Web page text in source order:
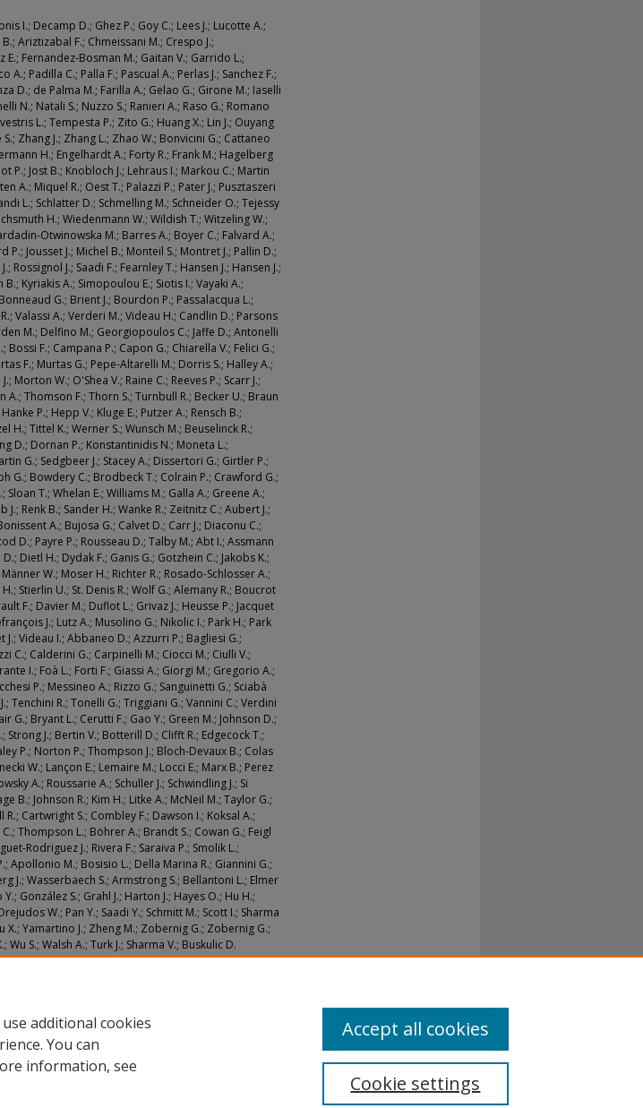
I.; Decamp D.; Ghez P.; Goy C.; Lees J.; Lucotte A.;
Ariztizabal F.; Chmeissani M.; Crespo J.;
Fernandez-Bosman M.; Gaitan V.; Garrido L.;
A.; Padilla C.; Palla F.; Pascual A.; Perlas J.; Sanchez F.;
D.; de Palma M.; Farilla A.; Gelao G.; Girone M.; Iaselli
N.; Natali S.; Nuzzo S.; Ranieri A.; Raso G.; Romano
L.; Tempesta P.; Zito G.; Huang X.; Lin J.; Ouyang
S.; Zhang J.; Zhang L.; Zhao W.; Bonvicini G.; Cattaneo
H.; Engelhardt A.; Forty R.; Frank M.; Hagelberg
P.; Jost B.; Knobloch J.; Lehraus I.; Markou C.; Martin
A.; Miquel R.; Oest T.; Palazzi P.; Pater J.; Pusztaszeri
L.; Schlatter D.; Schmelling M.; Schneider O.; Tejessy
H.; Wiedenmann W.; Wildish T.; Witzeling W.;
Otwinowska M.; Barres A.; Boyer C.; Falvard A.;
P.; Jousset J.; Michel B.; Monteil S.; Montret J.; Pallin D.;
Rossignol J.; Saadi F.; Fearnley T.; Hansen J.; Hansen J.;
B.; Kyriakis A.; Simopoulou E.; Siotis I.; Vayaki A.;
G.; Brient J.; Bourdon P.; Passalacqua L.;
Valassi A.; Verderi M.; Videau H.; Candlin D.; Parsons
M.; Delfino M.; Georgiopoulos C.; Jaffe D.; Antonelli
Bossi F.; Campana P.; Capon G.; Chiarella V.; Felici G.;
F.; Murtas G.; Pepe-Altarelli M.; Dorris S.; Halley A.;
Morton W.; O'Shea V.; Raine C.; Reeves P.; Scarr J.;
A.; Thomson F.; Thorn S.; Turnbull R.; Becker U.; Braun
P.; Hepp V.; Kluge E.; Putzer A.; Rensch B.;
H.; Tittel K.; Werner S.; Wunsch M.; Beuselinck R.;
D.; Dornan P.; Konstantinidis N.; Moneta L.;
G.; Sedgbeer J.; Stacey A.; Dissertori G.; Girtler P.;
G.; Bowdery C.; Brodbeck T.; Colrain P.; Crawford G.;
Sloan T.; Whelan E.; Williams M.; Galla A.; Greene A.;
J.; Renk B.; Sander H.; Wanke R.; Zeitnitz C.; Aubert J.;
A.; Bujosa G.; Calvet D.; Carr J.; Diaconu C.;
D.; Payre P.; Rousseau D.; Talby M.; Abt I.; Assmann
Dietl H.; Dydak F.; Ganis G.; Gotzhein C.; Jakobs K.;
W.; Moser H.; Richter R.; Rosado-Schlosser A.;
H.; Stierlin U.; St. Denis R.; Wolf G.; Alemany R.; Boucrot
F.; Davier M.; Duflot L.; Grivaz J.; Heusse P.; Jacquet
J.; Lutz A.; Musolino G.; Nikolic I.; Park H.; Park
J.; Videau I.; Abbaneo D.; Azzurri P.; Bagliesi G.;
C.; Calderini G.; Carpinelli M.; Ciocci M.; Ciulli V.;
I.; Foà L.; Forti F.; Giassi A.; Giorgi M.; Gregorio A.;
P.; Messineo A.; Rizzo G.; Sanguinetti G.; Sciabà
Tenchini R.; Tonelli G.; Triggiani G.; Vannini C.; Verdini
G.; Bryant L.; Cerutti F.; Gao Y.; Green M.; Johnson D.;
Strong J.; Bertin V.; Botterill D.; Clifft R.; Edgecock T.;
P.; Norton P.; Thompson J.; Bloch-Devaux B.; Colas
W.; Lançon E.; Lemaire M.; Locci E.; Marx B.; Perez
A.; Roussarie A.; Schuller J.; Schwindling J.; Si
B.; Johnson R.; Kim H.; Litke A.; McNeil M.; Taylor G.;
Cartwright S.; Combley F.; Dawson I.; Koksal A.;
Thompson L.; Böhrer A.; Brandt S.; Cowan G.; Feigl
Rodriguez J.; Rivera F.; Saraiva P.; Smolik L.;
Apollonio M.; Bosisio L.; Della Marina R.; Giannini G.;
J.; Wasserbaech S.; Armstrong S.; Bellantoni L.; Elmer
González S.; Grahl J.; Harton J.; Hayes O.; Hu H.;
W.; Pan Y.; Saadi Y.; Schmitt M.; Scott I.; Sharma
X.; Yamartino J.; Zheng M.; Zobernig G.; Zobernig G.;
Wu S.; Walsh A.; Turk J.; Sharma V.; Buskulic D.
additional cookies
You can
information, see
Cookie settings
Accept all cookies